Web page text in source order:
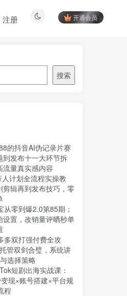
开通会员
注册
搜索
的抖音AI伪记录片赛
发布十一大环节拆
量真实感内容
人计划全流程实操教
辑再到发布技巧，零
从零到爆2.0第85期；
设置，改销量评晒秒单
多双打强付费全攻
管双剑合璧，系统讲
选择策略
短剧出海实战课：
现×账号搭建×平台规
程